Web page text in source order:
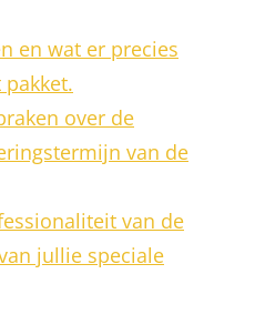
en wat er precies
over de
van de
van de
jullie speciale